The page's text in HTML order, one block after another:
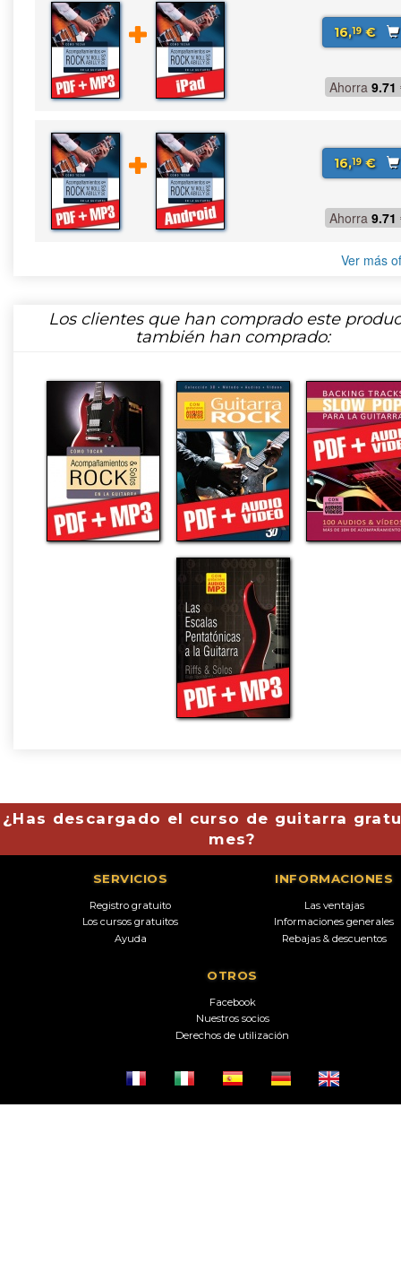
16,19€
Ahorra 9.71
16,19€
Ahorra 9.71
Ver más
Los clientes que han comprado este
también han comprado:
¿Has descargado el curso de guitarra
mes?
SERVICIOS
Registro gratuito
Los cursos gratuitos
Ayuda
INFORMACIONES
Las ventajas
Informaciones generales
Rebajas & descuentos
OTROS
Facebook
Nuestros socios
Derechos de utilización